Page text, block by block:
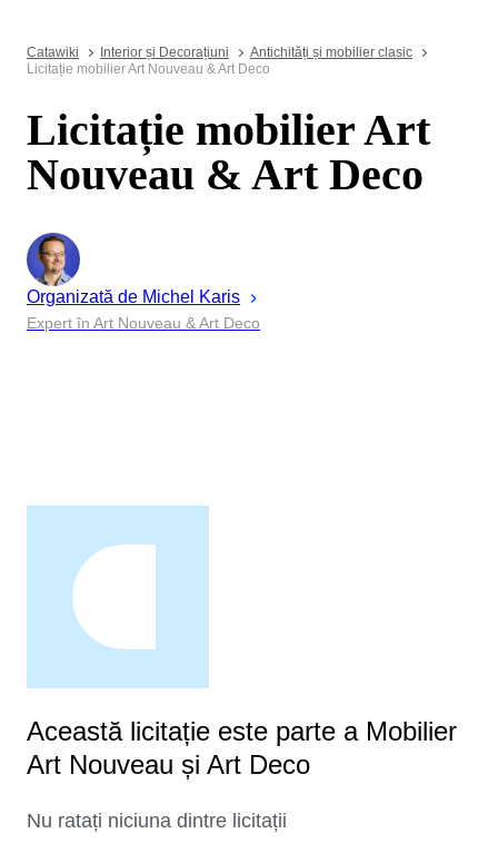
Catawiki Interior și Decorațiuni
Antichități și mobilier clasic
Licitație mobilier Art Nouveau & Art Deco
Licitație mobilier Art
Nouveau & Art Deco
Organizată de Michel Karis
Expert în Art Nouveau & Art Deco
Această licitație este parte a Mobilier
Art Nouveau și Art Deco
Nu ratați niciuna dintre licitații